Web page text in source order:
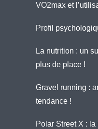
VO2max et
Profil
La nutrition : un
plus de place !
Gravel running :
tendance !
Polar Street X :